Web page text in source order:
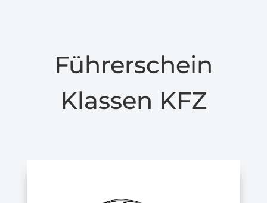
Führerschein
Klassen KFZ